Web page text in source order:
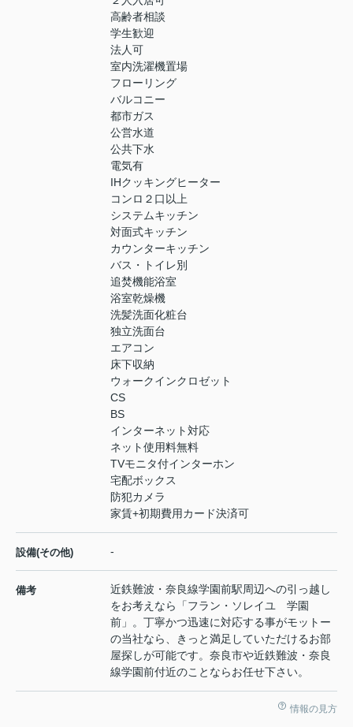
高齢者相談
学生歓迎
法人可
室内洗濯機置場
フローリング
バルコニー
都市ガス
公営水道
公共下水
電気有
IHクッキングヒーター
コンロ２口以上
システムキッチン
対面式キッチン
カウンターキッチン
バス・トイレ別
追焚機能浴室
浴室乾燥機
洗髪洗面化粧台
独立洗面台
エアコン
床下収納
ウォークインクロゼット
CS
BS
インターネット対応
ネット使用料無料
TVモニタ付インターホン
宅配ボックス
防犯カメラ
家賃+初期費用カード決済可
設備(その他) -
備考
近鉄難波・奈良線学園前駅周辺への引っ越し
をお考えなら「フラン・ソレイユ 学園
前」。丁寧かつ迅速に対応する事がモットー
の当社なら、きっと満足していただけるお部
屋探しが可能です。奈良市や近鉄難波・奈良
線学園前付近のことならお任せ下さい。
情報の見方